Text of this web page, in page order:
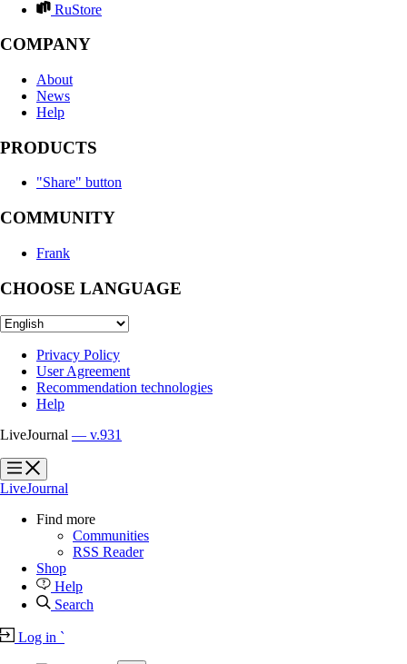
RuStore
COMPANY
About
News
Help
PRODUCTS
"Share" button
COMMUNITY
Frank
CHOOSE LANGUAGE
Privacy Policy
User Agreement
Recommendation technologies
Help
LiveJournal — v.931
?
?
LiveJournal
Find more
Communities
RSS Reader
Shop
Help
Search
Log in `